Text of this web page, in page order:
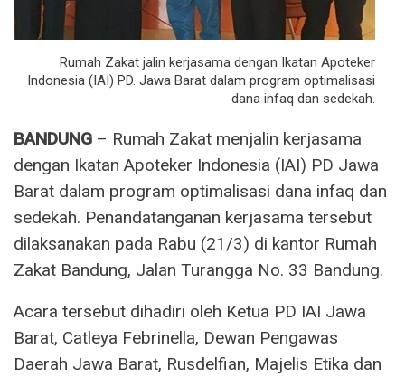
Rumah Zakat jalin kerjasama dengan Ikatan Apoteker
Indonesia (IAI) PD. Jawa Barat dalam program optimalisasi
dana infaq dan sedekah.
BANDUNG – Rumah Zakat menjalin kerjasama
dengan Ikatan Apoteker Indonesia (IAI) PD Jawa
Barat dalam program optimalisasi dana infaq dan
sedekah. Penandatanganan kerjasama tersebut
dilaksanakan pada Rabu (21/3) di kantor Rumah
Zakat Bandung, Jalan Turangga No. 33 Bandung.
Acara tersebut dihadiri oleh Ketua PD IAI Jawa
Barat, Catleya Febrinella, Dewan Pengawas
Daerah Jawa Barat, Rusdelfian, Majelis Etika dan